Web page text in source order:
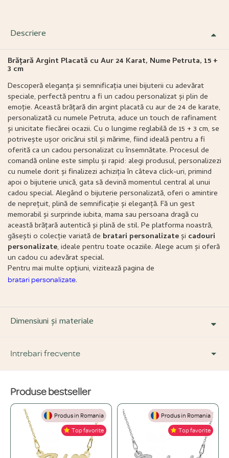
Descriere
Brățară Argint Placată cu Aur 24 Karat, Nume Petruta, 15 +
3 cm
Descoperă eleganța și semnificația unei bijuterii cu adevărat
speciale, perfectă pentru a fi un cadou personalizat și plin de
emoție. Această brățară din argint placată cu aur de 24 de karate,
personalizată cu numele Petruta, aduce un touch de rafinament
și unicitate fiecărei ocazii. Cu o lungime reglabilă de 15 + 3 cm, se
potrivește ușor oricărui stil și mărime, fiind ideală pentru a fi
oferită ca un cadou personalizat cu însemnătate. Procesul de
comandă online este simplu și rapid: alegi produsul, personalizezi
cu numele dorit și finalizezi achiziția în câteva click-uri, primind
apoi o bijuterie unică, gata să devină momentul central al unui
cadou special. Alegând o bijuterie personalizată, oferi o amintire
de neprețuit, plină de semnificație și eleganță. Fă un gest
memorabil și surprinde iubita, mama sau persoana dragă cu
această brățară autentică și plină de stil. Pe platforma noastră,
găsești o colecție variată de bratari personalizateși cadouri
personalizate, ideale pentru toate ocaziile. Alege acum și oferă
un cadou cu adevărat special.
Pentru mai multe opțiuni, vizitează pagina de
bratari personalizate.
Dimensiuni și materiale
Intrebari frecvente
DESPRE PRODUS ȘI MATERIALE
Din ce materiale sunt fabricate bijuteriile voastre?
Folosim doar materiale de înaltă calitate, atent selecționate: Argint 925,
Aur de 14K și Oțel inoxidabil.
Ce înseamnă o bijuterie "placată" și care este diferența față de una din
Produse bestseller
Produs in Romania
Top favorite
Produs in Romania
Top favorite